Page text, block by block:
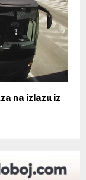
na izlazu iz